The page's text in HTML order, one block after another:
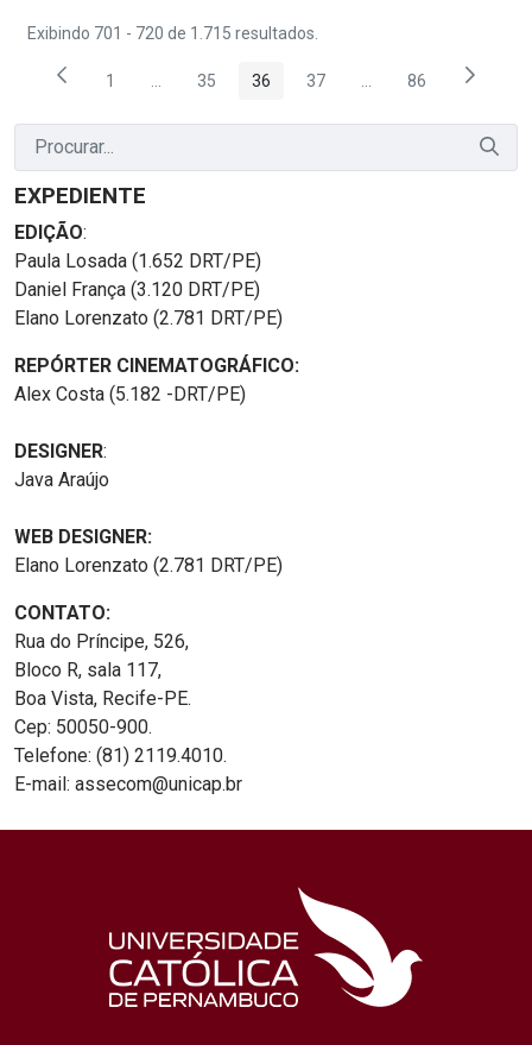
Exibindo 701 - 720 de 1.715 resultados.
Página
1 Páginas intermediárias Usar ABA para navegar.
Página
35 Página
36 Página
37 PáginasPágina
86
EXPEDIENTE
EDIÇÃO:
Paula Losada (1.652 DRT/PE)
Daniel França (3.120 DRT/PE)
Elano Lorenzato (2.781 DRT/PE)
REPÓRTER CINEMATOGRÁFICO:
Alex Costa (5.182 -DRT/PE)
DESIGNER:
Java Araújo
WEB DESIGNER:
Elano Lorenzato (2.781 DRT/PE)
CONTATO:
Rua do Príncipe, 526,
Bloco R, sala 117,
Boa Vista, Recife-PE.
Cep: 50050-900.
Telefone: (81) 2119.4010.
E-mail: assecom@unicap.br